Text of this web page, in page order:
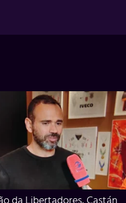
da Libertadores, Castán